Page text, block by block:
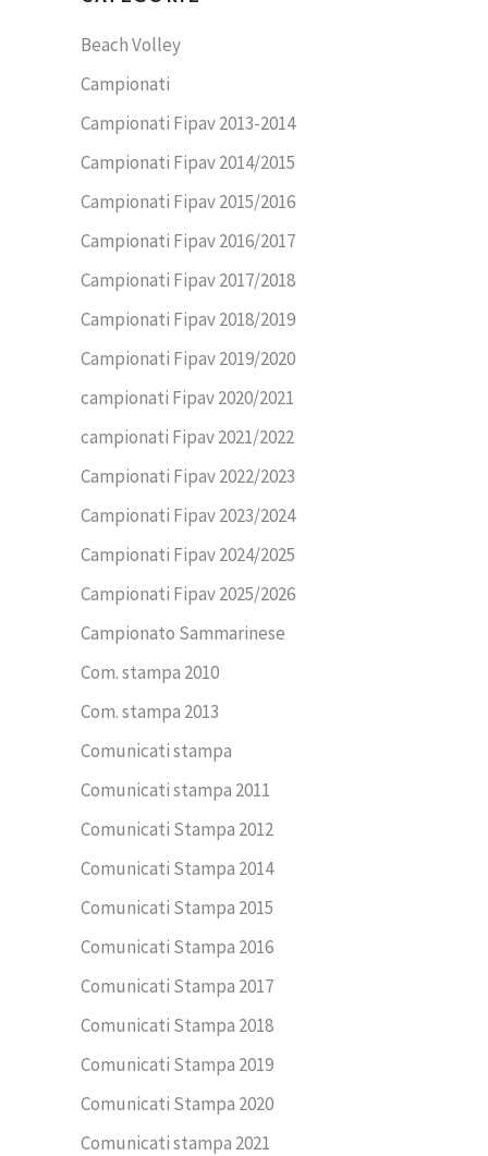
Beach Volley
Campionati
Campionati Fipav 2013-2014
Campionati Fipav 2014/2015
Campionati Fipav 2015/2016
Campionati Fipav 2016/2017
Campionati Fipav 2017/2018
Campionati Fipav 2018/2019
Campionati Fipav 2019/2020
campionati Fipav 2020/2021
campionati Fipav 2021/2022
Campionati Fipav 2022/2023
Campionati Fipav 2023/2024
Campionati Fipav 2024/2025
Campionati Fipav 2025/2026
Campionato Sammarinese
Com. stampa 2010
Com. stampa 2013
Comunicati stampa
Comunicati stampa 2011
Comunicati Stampa 2012
Comunicati Stampa 2014
Comunicati Stampa 2015
Comunicati Stampa 2016
Comunicati Stampa 2017
Comunicati Stampa 2018
Comunicati Stampa 2019
Comunicati Stampa 2020
Comunicati stampa 2021